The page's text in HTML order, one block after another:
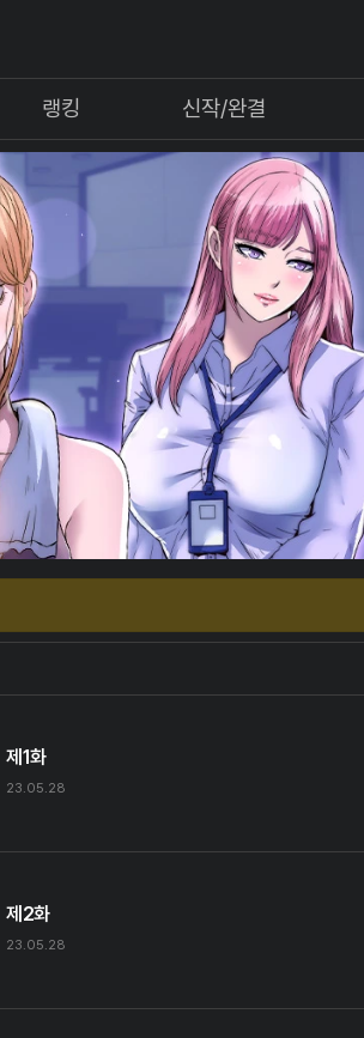
랭킹 신작/완결
제1화
23.05.28
제2화
23.05.28